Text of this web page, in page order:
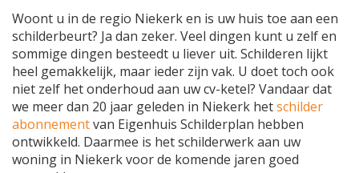
Woont u in de regio Niekerk en is uw huis toe aan een
schilderbeurt? Ja dan zeker. Veel dingen kunt u zelf en
sommige dingen besteedt u liever uit. Schilderen lijkt
heel gemakkelijk, maar ieder zijn vak. U doet toch ook
niet zelf het onderhoud aan uw cv-ketel? Vandaar dat
we meer dan 20 jaar geleden in Niekerk hetschilder
abonnementvan Eigenhuis Schilderplan hebben
ontwikkeld. Daarmee is het schilderwerk aan uw
woning in Niekerk voor de komende jaren goed